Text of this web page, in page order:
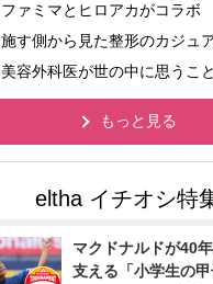
ファミマとヒロアカがコラボ
施す側から見た整形のカジュ
美容外科医が世の中に思うこと
もっと見る
マクドナルドが40
支える「小学生の甲